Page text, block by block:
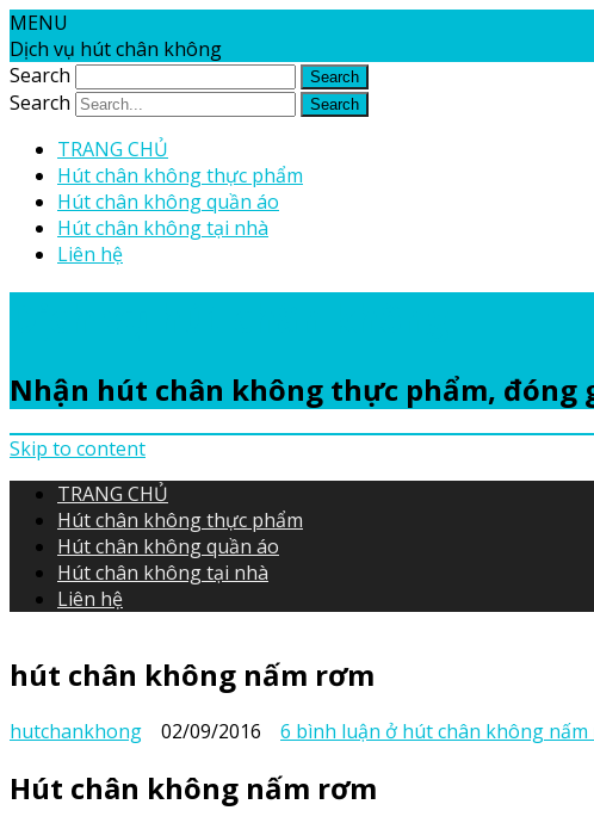
MENU
Dịch vụ hút chân không
Search
Search
TRANG CHỦ
Hút chân không thực phẩm
Hút chân không quần áo
Hút chân không tại nhà
Liên hệ
Nhận hút chân không thực phẩm, đóng
Skip to content
TRANG CHỦ
Hút chân không thực phẩm
Hút chân không quần áo
Hút chân không tại nhà
Liên hệ
hút chân không nấm rơm
hutchankhong 02/09/2016 6 bình luận ở hút chân không nấm
Hút chân không nấm rơm